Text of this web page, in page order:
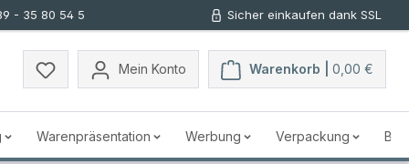
- 35 80 54 5 Sicher einkaufen dank SSL
Mein Konto Warenkorb | 0,00 €
Warenpräsentation Werbung Verpackung